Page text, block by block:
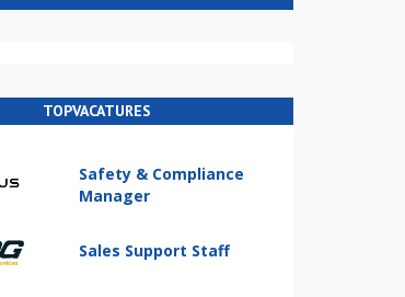
TOPVACATURES
Safety & Compliance
Manager
Sales Support Staff